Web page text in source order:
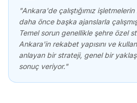
"Ankara'de çalıştığımız
daha önce başka ajanslarla
Temel sorun genellikle şehre özel
Ankara'in rekabet yapısını ve
anlayan bir strateji, genel bir
sonuç veriyor."